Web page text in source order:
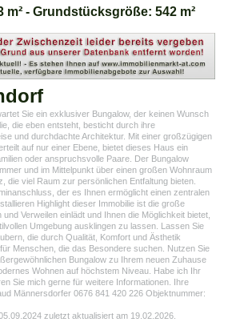
m² - Grundstücksgröße: 542 m²
Sie ein exklusiver Bungalow, der keinen Wunsch
die eben entsteht, besticht durch ihre
und durchdachte Architektur. Mit einer großzügigen
auf nur einer Ebene, bietet dieses Haus ein
oder anspruchsvolle Paare. Der Bungalow
und im Mittelpunkt über einen großen Wohnraum
die viel Raum zur persönlichen Entfaltung bieten.
der es Ihnen ermöglicht einen zentralen
Highlight dieser Immobilie ist die große
Verweilen einlädt und Ihnen die Möglichkeit bietet,
Umgebung ausklingen zu lassen. Lassen Sie
die durch Qualität, Komfort und Ästhetik
Menschen, die das Besondere suchen. Nutzen Sie
Bungalow zu Ihrem neuen Zuhause
Wohnen auf höchstem Niveau. Habe ich Ihr
Sie mich gerne für weitere Informationen. Ihre
Männersdorfer 0676 841 420 226 Objektnummer:
zuletzt aktualisiert am 19.02.2026.